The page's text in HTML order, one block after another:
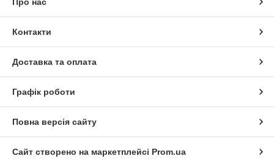
Контакти
Доставка та оплата
Графік роботи
Повна версія сайту
Сайт створено на маркетплейсі Prom.ua